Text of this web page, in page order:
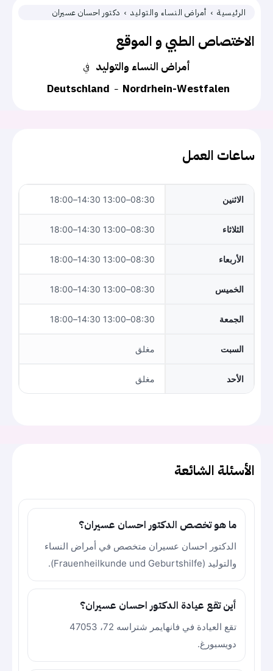
الرئيسية أمراض النساء والتوليد دكتور احسان عسيران
الاختصاص الطبي و الموقع
في أمراض النساء والتوليد
Deutschland
Nordrhein-Westfalen
ساعات العمل
الاثنين 08:30–13:00 14:30–18:00
الثلاثاء 08:30–13:00 14:30–18:00
الأربعاء 08:30–13:00 14:30–18:00
الخميس 08:30–13:00 14:30–18:00
الجمعة 08:30–13:00 14:30–18:00
السبت مغلق
الأحد مغلق
الأسئلة الشائعة
ما هو تخصص الدكتور احسان عسيران؟
الدكتور احسان عسيران متخصص في أمراض النساء
والتوليد (Frauenheilkunde und Geburtshilfe).
أين تقع عيادة الدكتور احسان عسيران؟
تقع العيادة في فانهايمر شتراسه 72، 47053
دويسبورغ.